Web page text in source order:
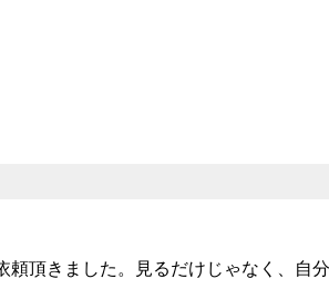
頂きました。見るだけじゃなく、自